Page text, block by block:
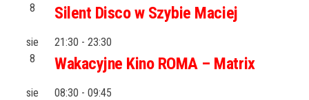
8
Silent Disco w Szybie Maciej
sie
8
21:30 - 23:30
Wakacyjne Kino ROMA – Matrix
sie
08:30 - 09:45